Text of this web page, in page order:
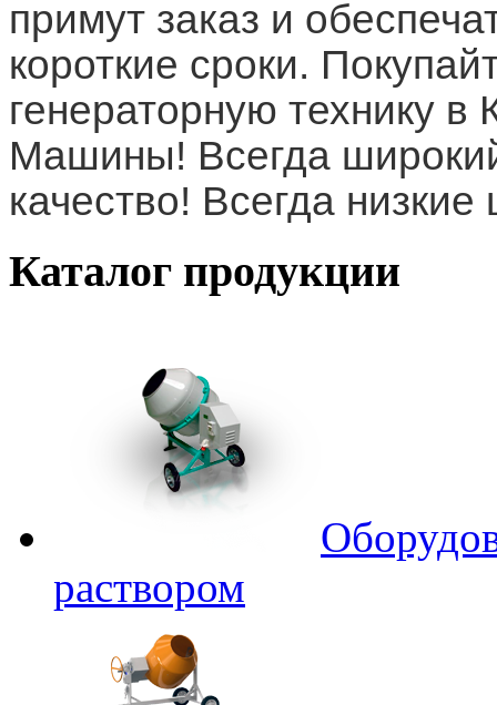
примут заказ и
короткие сроки.
генераторную технику
Машины! Всегда
качество! Всегда
Каталог продукции
раствором